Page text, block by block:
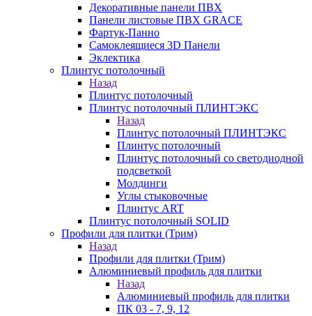
Декоративные панели ПВХ
Панели листовые ПВХ GRACE
Фартук-Панно
Самоклеящиеся 3D Панели
Эклектика
Плинтус потолочный
Назад
Плинтус потолочный
Плинтус потолочный ПЛИНТЭКС
Назад
Плинтус потолочный ПЛИНТЭКС
Плинтус потолочный
Плинтус потолочный со светодиодной
подсветкой
Молдинги
Углы стыковочные
Плинтус ART
Плинтус потолочный SOLID
Профили для плитки (Трим)
Назад
Профили для плитки (Трим)
Алюминиевый профиль для плитки
Назад
Алюминиевый профиль для плитки
ПК 03 - 7, 9, 12